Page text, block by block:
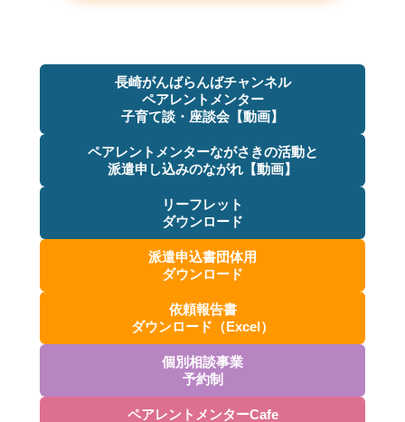
長崎がんばらんばチャンネル
ペアレントメンター
子育て談・座談会【動画】
ペアレントメンターながさきの活動と
派遣申し込みのながれ【動画】
リーフレット
ダウンロード
派遣申込書団体用
ダウンロード
依頼報告書
ダウンロード（Excel）
個別相談事業
予約制
ペアレントメンターCafe